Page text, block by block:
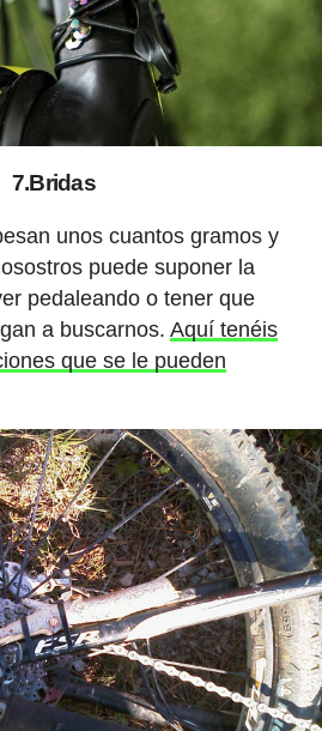
7.Bridas
unos cuantos gramos y
puede suponer la
pedaleando o tener que
a buscarnos. Aquí tenéis
que se le pueden